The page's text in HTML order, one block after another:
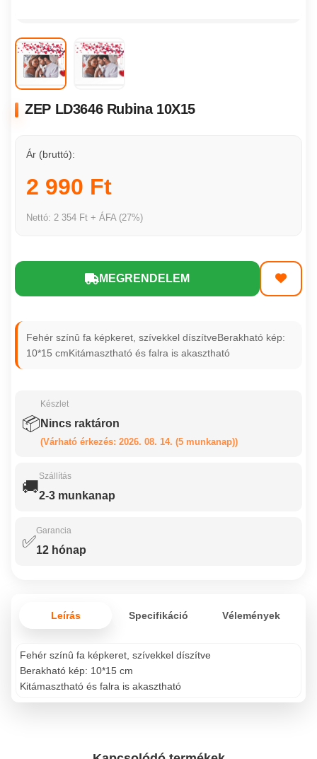
ZEP LD3646 Rubina 10X15
Ár (bruttó):
2 990 Ft
Nettó: 2 354 Ft + ÁFA (27%)
MEGRENDELEM
Fehér színû fa képkeret, szívekkel díszítveBerakható kép:
10*15 cmKitámasztható és falra is akasztható
📦
Készlet
Nincs raktáron
(Várható érkezés: 2026. 08. 14. (5 munkanap))
🚚
Szállítás
2-3 munkanap
✅
Garancia
12 hónap
Leírás Specifikáció Vélemények
Fehér színû fa képkeret, szívekkel díszítve
Berakható kép: 10*15 cm
Kitámasztható és falra is akasztható